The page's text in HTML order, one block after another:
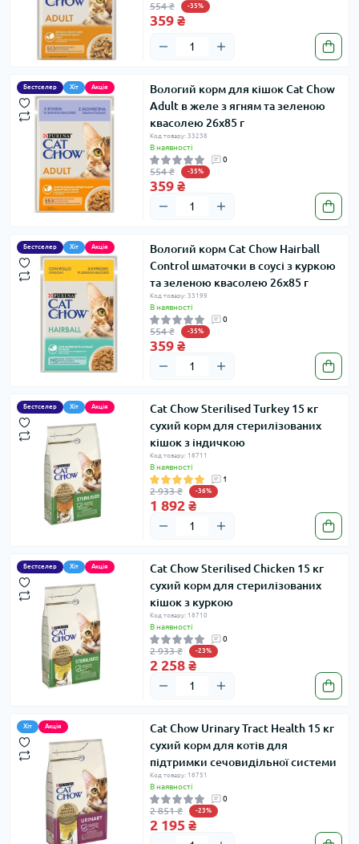
554 ₴ -35%
359 ₴
Бестселер Хіт Акція
Вологий корм для кішок Cat Chow
Adult в желе з ягням та зеленою
квасолею 26х85 г
Код товару: 33238
В наявності
0
554 ₴ -35%
359 ₴
Бестселер Хіт Акція
Вологий корм Cat Chow Hairball
Control шматочки в соусі з куркою
та зеленою квасолею 26х85 г
Код товару: 33199
В наявності
0
554 ₴ -35%
359 ₴
Бестселер Хіт Акція
Cat Chow Sterilised Turkey 15 кг
сухий корм для стерилізованих
кішок з індичкою
Код товару: 18711
В наявності
1
2 933 ₴ -36%
1 892 ₴
Бестселер Хіт Акція
Cat Chow Sterilised Chicken 15 кг
сухий корм для стерилізованих
кішок з куркою
Код товару: 18710
В наявності
0
2 933 ₴ -23%
2 258 ₴
Хіт Акція
Cat Chow Urinary Tract Health 15 кг
сухий корм для котів для
підтримки сечовидільної системи
Код товару: 18751
В наявності
0
2 851 ₴ -23%
2 195 ₴